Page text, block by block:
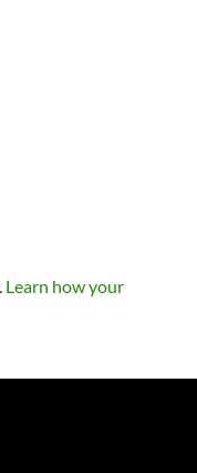
Learn how your